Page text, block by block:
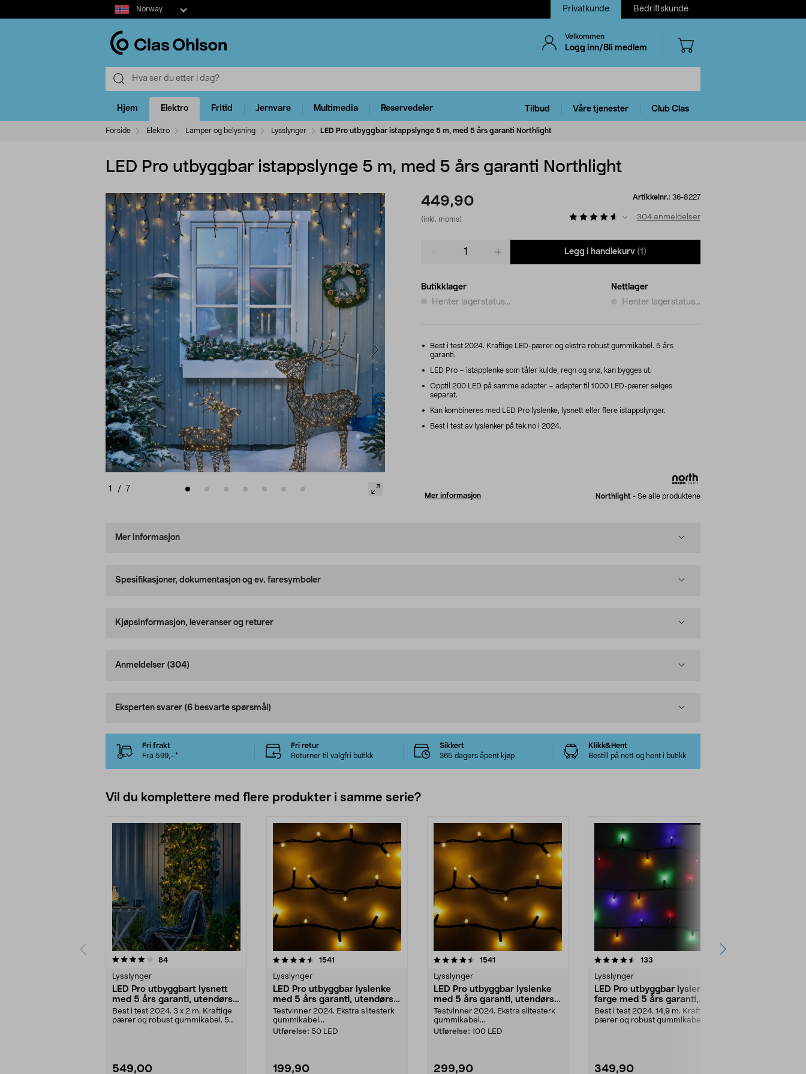
Select
market
Norway Privatkunde Bedriftskunde
Velkommen
Logg inn/Bli medlem
Hjem Elektro Fritid Jernvare Multimedia Reservedeler Tilbud Våre tjenester Club Clas
Forside Elektro Lamper og belysning Lysslynger LED Pro utbyggbar istappslynge 5 m, med 5 års garanti Northlight
LED Pro utbyggbar istappslynge 5 m, med 5 års garanti Northlight
1 / 7
449,90
(inkl. moms)
Artikkelnr.: 36-8227
304 anmeldelser
Legg i handlekurv (1)
Butikklager
Henter lagerstatus...
Nettlager
Henter lagerstatus...
Best i test 2024. Kraftige LED-pærer og ekstra robust gummikabel. 5 års
garanti.
LED Pro – istapplenke som tåler kulde, regn og snø, kan bygges ut.
Opptil 200 LED på samme adapter – adapter til 1000 LED-pærer selges
separat.
Kan kombineres med LED Pro lyslenke, lysnett eller flere istappslynger.
Best i test av lyslenker på tek.no i 2024.
Mer informasjon Northlight - Se alle produktene
Mer informasjon
Spesifikasjoner, dokumentasjon og ev. faresymboler
Kjøpsinformasjon, leveranser og returer
Anmeldelser (304)
Eksperten svarer (6 besvarte spørsmål)
Fri frakt
Fra 599,–*
Fri retur
Returner til valgfri butikk
Sikkert
365 dagers åpent kjøp
Klikk&Hent
Bestill på nett og hent i butikk
Vil du komplettere med flere produkter i samme serie?
84anmeldelser
Lysslynger
LED Pro utbyggbart lysnett
med 5 års garanti, utendørs,
Northlight
Best i test 2024. 3 x 2 m. Kraftige
pærer og robust gummikabel. 5
549,00
4.5av 5 stjerner 1541
Lysslynger
LED Pro utbyggbar lyslenke
med 5 års garanti, utendørs,
Northlight
Testvinner 2024. Ekstra slitesterk
gummikabel...
Utførelse: 50 LED
199,90
4.5av 5 stjerner 1541
Lysslynger
LED Pro utbyggbar lyslenke
med 5 års garanti, utendørs,
Northlight
Testvinner 2024. Ekstra slitesterk
gummikabel...
Utførelse: 100 LED
299,90
4.5av 5 stjerner 133
Lysslynger
LED Pro utbyggbar lyslenke
farge med 5 års garanti,
utendørs Northlight
Best i test 2024. 14,9 m. Kraftige
pærer og robust gummikabel. 5
349,90
0.0 av 5 stjerner